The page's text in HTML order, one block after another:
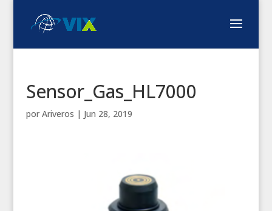
Sensor_Gas_HL7000
por Ariveros | Jun 28, 2019